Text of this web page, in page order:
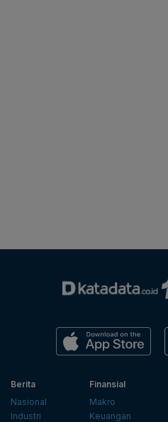
Berita
Nasional
Industri
Finansial
Makro
Keuangan